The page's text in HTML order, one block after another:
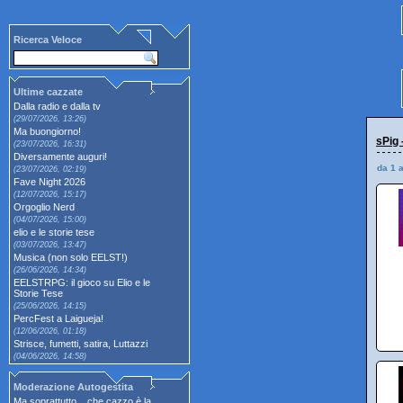
Ricerca Veloce
Ultime cazzate
Dalla radio e dalla tv
(29/07/2026, 13:26)
Ma buongiorno!
(23/07/2026, 16:31)
Diversamente auguri!
(23/07/2026, 02:19)
Fave Night 2026
(12/07/2026, 15:17)
Orgoglio Nerd
(04/07/2026, 15:00)
elio e le storie tese
(03/07/2026, 13:47)
Musica (non solo EELST!)
(26/06/2026, 14:34)
EELSTRPG: il gioco su Elio e le
Storie Tese
(25/06/2026, 14:15)
PercFest a Laigueja!
(12/06/2026, 01:18)
Strisce, fumetti, satira, Luttazzi
(04/06/2026, 14:58)
Moderazione Autogestita
sPig
da 1